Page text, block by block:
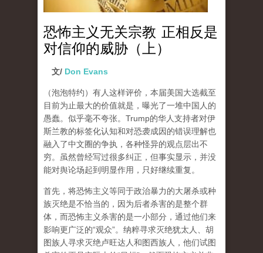
恐怖主义无关宗教 正相反是
对信仰的威胁（上）
文/ Don Evans
（泡泡特约）有人这样评价 ，本届美国大选截至
目前为止最大的价值就是，曝光了一堆中国人的
愚蠢。似乎毫不夸张。Trump的华人支持者对伊
斯兰教的标签化认知和对恐袭成因的错误理解也
融入了中文圈的争执，各种怪异的观点层出不
穷。虽然曾经写过很多纠正，但事实显示，并没
能对舆论场起到明显作用，只好继续重复。
首先，将恐怖主义等同于政治暴力的大屠杀或种
族灭绝是不恰当的，因为后者杀害的是整个群
体，而恐怖主义杀害的是一小部分，通过他们来
影响更广泛的“观众”。纳粹寻求灭绝犹太人、胡
图族人寻求灭绝卢旺达人和图西族人，他们试图